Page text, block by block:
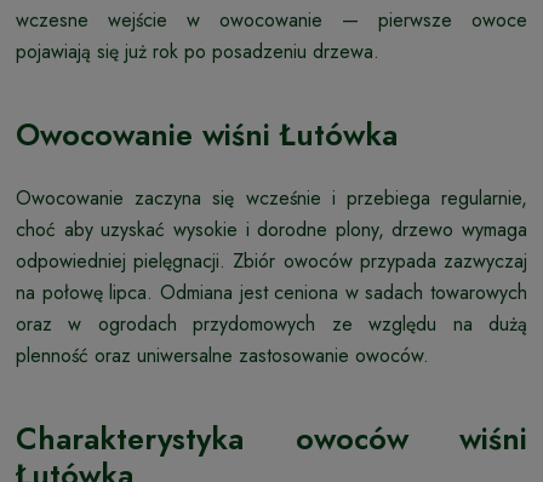
wczesne wejście w owocowanie — pierwsze owoce
pojawiają się już rok po posadzeniu drzewa.
Owocowanie wiśni Łutówka
Owocowanie zaczyna się wcześnie i przebiega regularnie,
choć aby uzyskać wysokie i dorodne plony, drzewo wymaga
odpowiedniej pielęgnacji. Zbiór owoców przypada zazwyczaj
na połowę lipca. Odmiana jest ceniona w sadach towarowych
oraz w ogrodach przydomowych ze względu na dużą
plenność oraz uniwersalne zastosowanie owoców.
Charakterystyka owoców wiśni